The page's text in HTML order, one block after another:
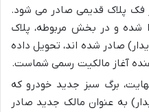
فک پلاک قدیمی صادر می شود.
شده و در بخش مربوطه، پلاک
صادر شده اند، تحویل داده
آغاز مالکیت رسمی شماست.
برگ سبز جدید خودرو که
به عنوان مالک جدید صادر